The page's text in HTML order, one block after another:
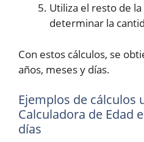
Utiliza el resto de
determinar la
Con estos cálculos, se
años, meses y días.
Ejemplos de cálculos
Calculadora de Edad
días